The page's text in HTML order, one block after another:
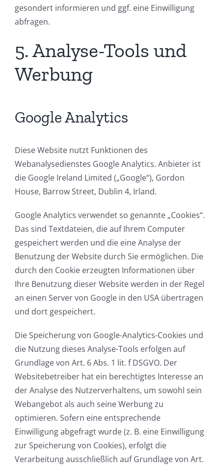
gesondert informieren und ggf. eine Einwilligung
abfragen.
5. Analyse-Tools und
Werbung
Google Analytics
Diese Website nutzt Funktionen des
Webanalysedienstes Google Analytics. Anbieter ist
die Google Ireland Limited („Google“), Gordon
House, Barrow Street, Dublin 4, Irland.
Google Analytics verwendet so genannte „Cookies“.
Das sind Textdateien, die auf Ihrem Computer
gespeichert werden und die eine Analyse der
Benutzung der Website durch Sie ermöglichen. Die
durch den Cookie erzeugten Informationen über
Ihre Benutzung dieser Website werden in der Regel
an einen Server von Google in den USA übertragen
und dort gespeichert.
Die Speicherung von Google-Analytics-Cookies und
die Nutzung dieses Analyse-Tools erfolgen auf
Grundlage von Art. 6 Abs. 1 lit. f DSGVO. Der
Websitebetreiber hat ein berechtigtes Interesse an
der Analyse des Nutzerverhaltens, um sowohl sein
Webangebot als auch seine Werbung zu
optimieren. Sofern eine entsprechende
Einwilligung abgefragt wurde (z. B. eine Einwilligung
zur Speicherung von Cookies), erfolgt die
Verarbeitung ausschließlich auf Grundlage von Art.